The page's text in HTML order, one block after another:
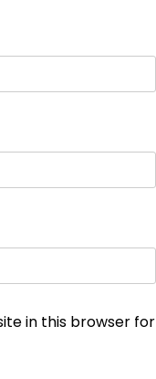
in this browser for